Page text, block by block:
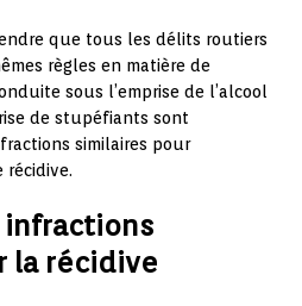
que tous les délits routiers
règles en matière de
sous l’emprise de l’alcool
de stupéfiants sont
similaires pour
récidive.
infractions
la récidive